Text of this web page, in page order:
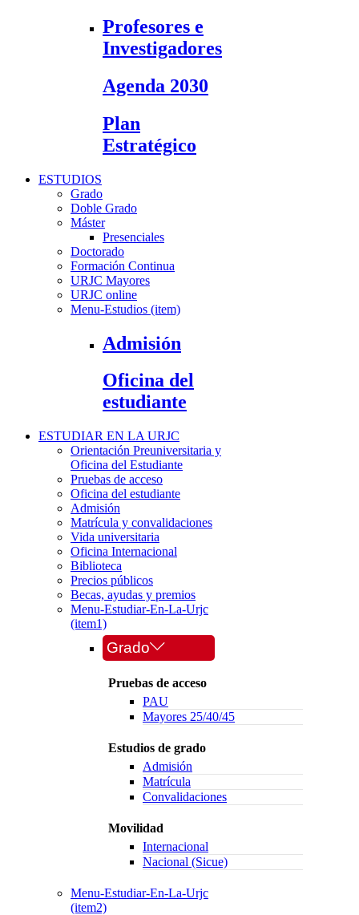
Profesores e
Investigadores
Agenda 2030
Plan
Estratégico
ESTUDIOS
Grado
Doble Grado
Máster
Presenciales
Doctorado
Formación Continua
URJC Mayores
URJC online
Menu-Estudios (item)
Admisión
Oficina del
estudiante
ESTUDIAR EN LA URJC
Orientación Preuniversitaria y
Oficina del Estudiante
Pruebas de acceso
Oficina del estudiante
Admisión
Matrícula y convalidaciones
Vida universitaria
Oficina Internacional
Biblioteca
Precios públicos
Becas, ayudas y premios
Menu-Estudiar-En-La-Urjc
(item1)
Grado
Pruebas de acceso
PAU
Mayores 25/40/45
Estudios de grado
Admisión
Matrícula
Convalidaciones
Movilidad
Internacional
Nacional (Sicue)
Menu-Estudiar-En-La-Urjc
(item2)